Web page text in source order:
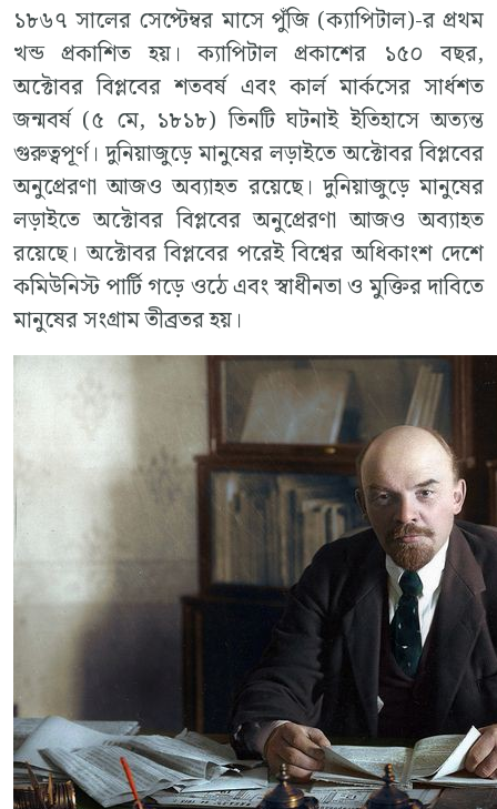
১৮৬৭ সালের সেপ্টেম্বর মাসে পুঁজি (ক্যাপিটাল)-র প্রথম
খন্ড প্রকাশিত হয়। ক্যাপিটাল প্রকাশের ১৫০ বছর,
অক্টোবর বিপ্লবের শতবর্ষ এবং কার্ল মার্কসের সার্ধশত
জন্মবর্ষ (৫ মে, ১৮১৮) তিনটি ঘটনাই ইতিহাসে অত্যন্ত
গুরুত্বপূর্ণ। দুনিয়াজুড়ে মানুষের লড়াইতে অক্টোবর বিপ্লবের
অনুপ্রেরণা আজও অব্যাহত রয়েছে। দুনিয়াজুড়ে মানুষের
লড়াইতে অক্টোবর বিপ্লবের অনুপ্রেরণা আজও অব্যাহত
রয়েছে। অক্টোবর বিপ্লবের পরেই বিশ্বের অধিকাংশ দেশে
কমিউনিস্ট পার্টি গড়ে ওঠে এবং স্বাধীনতা ও মুক্তির দাবিতে
মানুষের সংগ্রাম তীব্রতর হয়।